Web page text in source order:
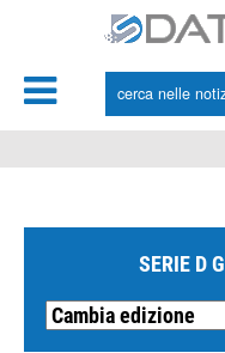
SERIE D